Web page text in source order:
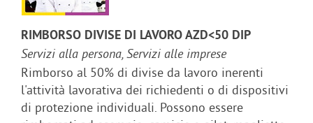
RIMBORSO DIVISE DI LAVORO AZD<50 DIP
Servizi alla persona, Servizi alle imprese
Rimborso al 50% di divise da lavoro inerenti
l'attività lavorativa dei richiedenti o di dispositivi
di protezione individuali. Possono essere